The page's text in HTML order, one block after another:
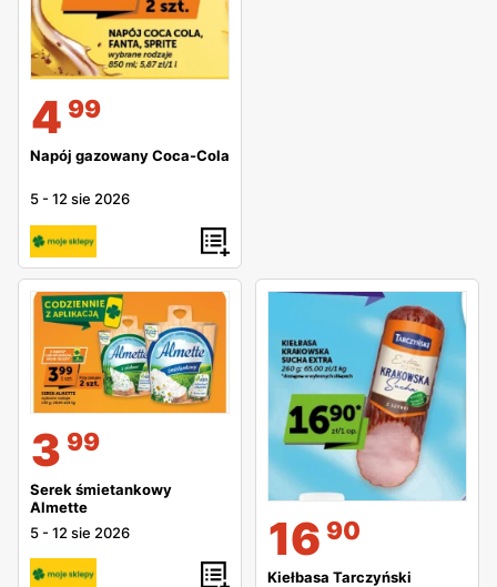
4 99
Napój gazowany Coca-Cola
5 -12 sie 2026
3 99
Serek śmietankowy
Almette
5 -12 sie 2026 16 90
Kiełbasa Tarczyński